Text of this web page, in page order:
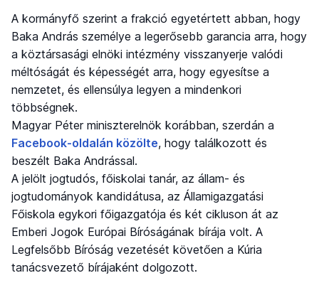
A kormányfő szerint a frakció egyetértett abban, hogy
Baka András személye a legerősebb garancia arra, hogy
a köztársasági elnöki intézmény visszanyerje valódi
méltóságát és képességét arra, hogy egyesítse a
nemzetet, és ellensúlya legyen a mindenkori
többségnek.
Magyar Péter miniszterelnök korábban, szerdán a
Facebook-oldalán közölte, hogy találkozott és
beszélt Baka Andrással.
A jelölt jogtudós, főiskolai tanár, az állam- és
jogtudományok kandidátusa, az Államigazgatási
Főiskola egykori főigazgatója és két cikluson át az
Emberi Jogok Európai Bíróságának bírája volt. A
Legfelsőbb Bíróság vezetését követően a Kúria
tanácsvezető bírájaként dolgozott.